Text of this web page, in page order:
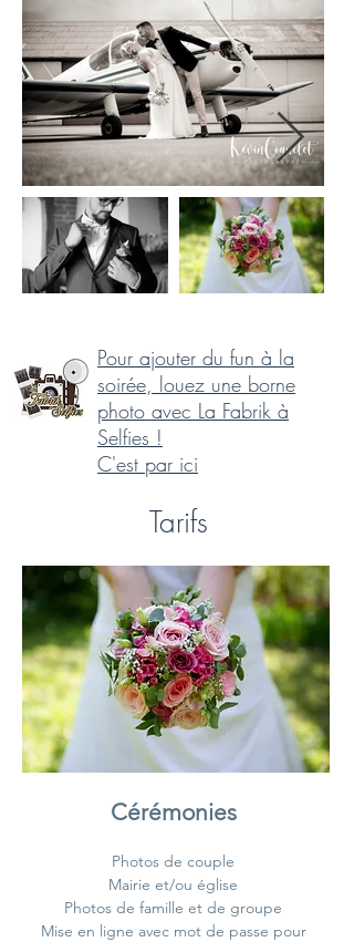
Pour ajouter du fun à la
soirée, louez une borne
photo avec La Fabrik à
Selfies !
C'est par ici
Tarifs
Cérémonies
Photos de couple
Mairie et/ou église
Photos de famille et de groupe
Mise en ligne avec mot de passe pour